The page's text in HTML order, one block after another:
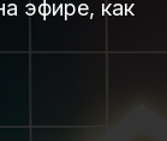
эфире, как